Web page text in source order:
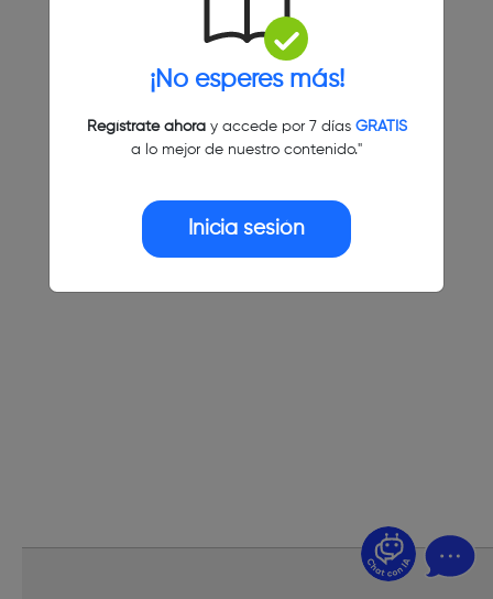
¡No esperes más!
Regístrate ahoray accede por 7 días GRATIS
a lo mejor de nuestro contenido."
Inicia sesión